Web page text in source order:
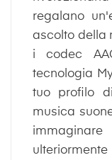
regalano
ascolto della
i codec
tecnologia
tuo profilo
musica